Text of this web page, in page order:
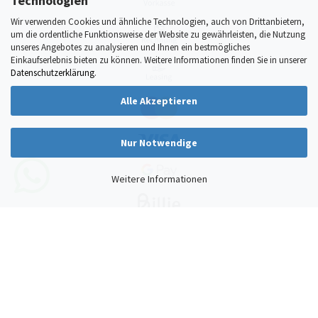
Wir verwenden Cookies und ähnliche Technologien, auch von Drittanbietern,
um die ordentliche Funktionsweise der Website zu gewährleisten, die Nutzung
unseres Angebotes zu analysieren und Ihnen ein bestmögliches
Einkaufserlebnis bieten zu können. Weitere Informationen finden Sie in unserer
Datenschutzerklärung.
Alle Akzeptieren
Nur Notwendige
Weitere Informationen